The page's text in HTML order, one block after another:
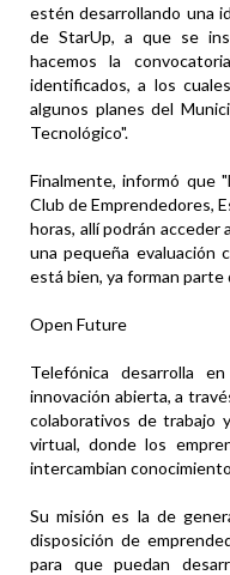
estén desarrollando una
de StarUp, a que se
hacemos la
identificados, a los
algunos planes del
Tecnológico".
Finalmente, informó que
Club de Emprendedores,
horas, allí podrán acceder
una pequeña
está bien, ya forman
Open Future
Telefónica desarrolla
innovación abierta, a
colaborativos de trabajo
virtual, donde los
intercambian
Su misión es la de
disposición de
para que puedan